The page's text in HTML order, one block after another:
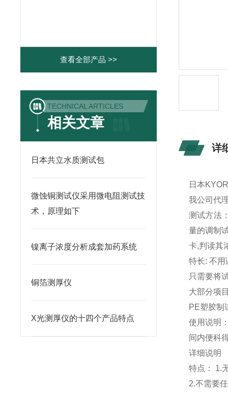
查看全部产品 >>
TECHNICAL ARTICLES
相关文章
日本共立水质测试包
微蚀铜测试仪采用微电阻测试技
术，原理如下
镍离子浓度分析成套加药系统
铜箔测厚仪
X光测厚仪的十四个产品特点
详
日本
我公司代
测试方法
量的调制
卡,判读其
特长:不用
只需要将
大部分项
PE塑胶制
使用说明
间内便科
详细说明
特点：
1.
2.不需要